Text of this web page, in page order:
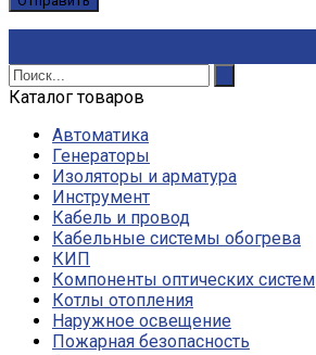
Каталог товаров
Автоматика
Генераторы
Изоляторы и арматура
Инструмент
Кабель и провод
Кабельные системы обогрева
КИП
Компоненты оптических систем
Котлы отопления
Наружное освещение
Пожарная безопасность